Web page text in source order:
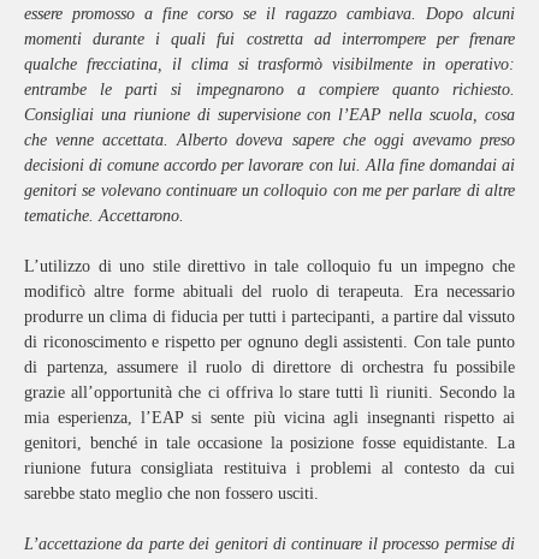
essere promosso a fine corso se il ragazzo cambiava. Dopo alcuni
momenti durante i quali fui costretta ad interrompere per frenare
qualche frecciatina, il clima si trasformò visibilmente in operativo:
entrambe le parti si impegnarono a compiere quanto richiesto.
Consigliai una riunione di supervisione con l’EAP nella scuola, cosa
che venne accettata. Alberto doveva sapere che oggi avevamo preso
decisioni di comune accordo per lavorare con lui. Alla fine domandai ai
genitori se volevano continuare un colloquio con me per parlare di altre
tematiche. Accettarono.
L’utilizzo di uno stile direttivo in tale colloquio fu un impegno che
modificò altre forme abituali del ruolo di terapeuta. Era necessario
produrre un clima di fiducia per tutti i partecipanti, a partire dal vissuto
di riconoscimento e rispetto per ognuno degli assistenti. Con tale punto
di partenza, assumere il ruolo di direttore di orchestra fu possibile
grazie all’opportunità che ci offriva lo stare tutti lì riuniti. Secondo la
mia esperienza, l’EAP si sente più vicina agli insegnanti rispetto ai
genitori, benché in tale occasione la posizione fosse equidistante. La
riunione futura consigliata restituiva i problemi al contesto da cui
sarebbe stato meglio che non fossero usciti.
L’accettazione da parte dei genitori di continuare il processo permise di